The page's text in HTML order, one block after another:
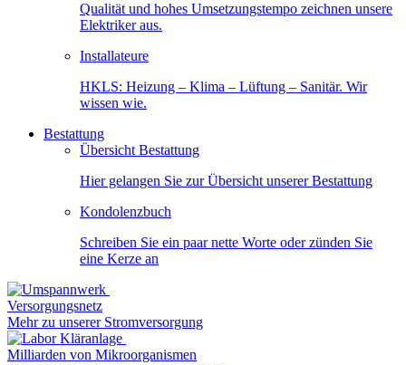
Qualität und hohes Umsetzungstempo zeichnen unsere
Elektriker aus.
Installateure
HKLS: Heizung – Klima – Lüftung – Sanitär. Wir
wissen wie.
Bestattung
Übersicht Bestattung
Hier gelangen Sie zur Übersicht unserer Bestattung
Kondolenzbuch
Schreiben Sie ein paar nette Worte oder zünden Sie
eine Kerze an
Versorgungsnetz
Mehr zu unserer Stromversorgung
Milliarden von Mikroorganismen